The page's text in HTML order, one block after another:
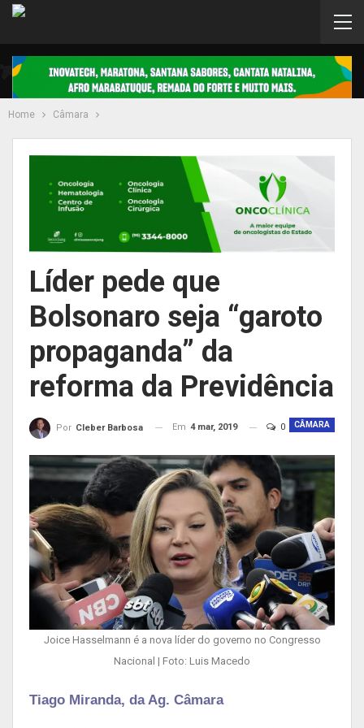
Home Câmara
Líder pede que
Bolsonaro seja “garoto
propaganda” da
reforma da Previdência
CÂMARA
Por Cleber Barbosa Em 4 mar, 2019 0
Joice Hasselmann é a nova líder do governo no Congresso
Nacional | Foto: Luis Macedo
Tiago Miranda, da Ag. Câmara